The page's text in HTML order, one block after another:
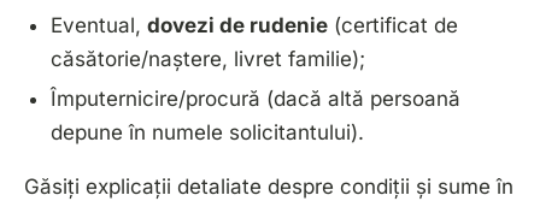
Eventual,dovezi de rudenie (certificat de
căsătorie/naștere, livret familie);
Împuternicire/procură (dacă altă persoană
depune în numele solicitantului).
Găsiți explicații detaliate despre condiții și sume în